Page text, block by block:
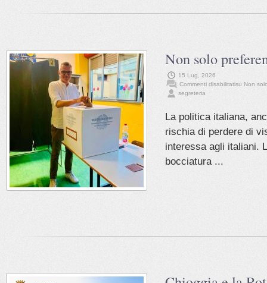
Non solo
15 Lug, 2026
Commenti disabilitatisu Non
segreteria
La politica italiana,
rischia di perdere di
interessa agli italiani.
bocciatura ...